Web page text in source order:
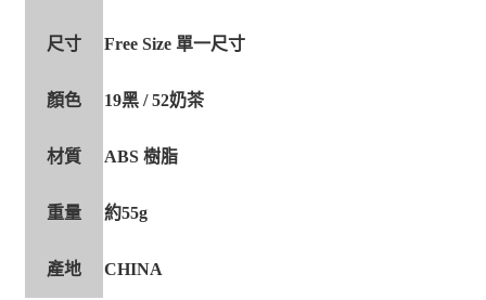
尺寸 Free Size 單一尺寸
顏色 19黑 / 52奶茶
材質 ABS 樹脂
重量 約55g
產地 CHINA